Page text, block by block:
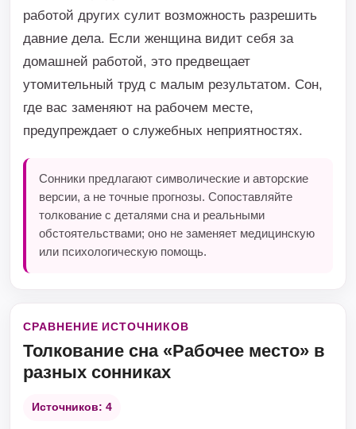
работой других сулит возможность разрешить
давние дела. Если женщина видит себя за
домашней работой, это предвещает
утомительный труд с малым результатом. Сон,
где вас заменяют на рабочем месте,
предупреждает о служебных неприятностях.
Сонники предлагают символические и авторские
версии, а не точные прогнозы. Сопоставляйте
толкование с деталями сна и реальными
обстоятельствами; оно не заменяет медицинскую
или психологическую помощь.
СРАВНЕНИЕ ИСТОЧНИКОВ
Толкование сна «Рабочее место» в
разных сонниках
Источников: 4